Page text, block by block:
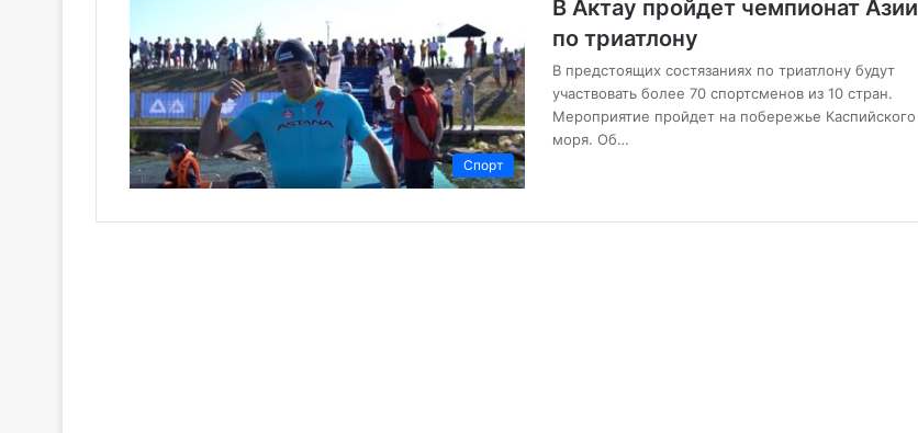
Спорт
В Актау пройдет чемпионат Азии
по триатлону
В предстоящих состязаниях по триатлону будут
участвовать более 70 спортсменов из 10 стран.
Мероприятие пройдет на побережье Каспийского
моря. Об…